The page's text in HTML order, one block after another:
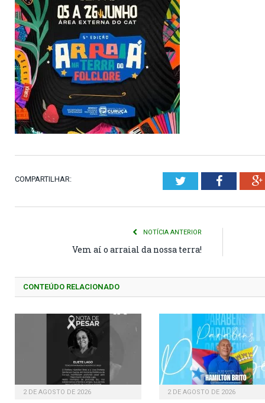
COMPARTILHAR: Twitter
NOTÍCIA ANTERIOR
Vem aí o arraial da nossa terra!
CONTEÚDO RELACIONADO
2 DE AGOSTO DE 2026 2 DE AGOSTO DE 2026